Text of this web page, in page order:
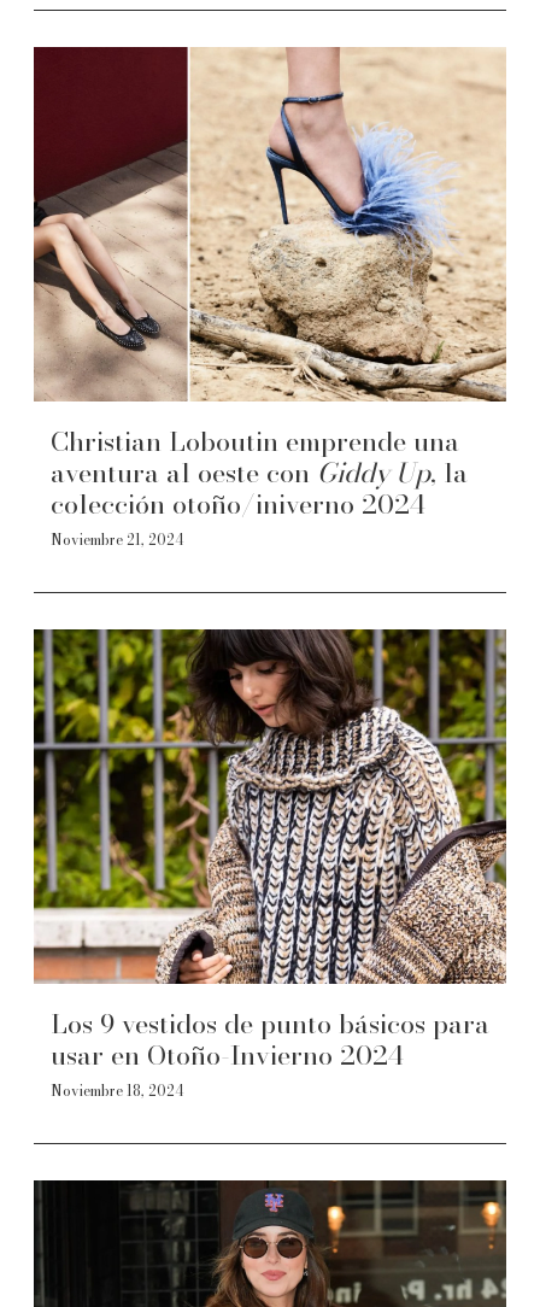
Christian Loboutin emprende una
aventura al oeste con Giddy Up, la
colección otoño/iniverno 2024
Noviembre 21, 2024
Los 9 vestidos de punto básicos para
usar en Otoño-Invierno 2024
Noviembre 18, 2024